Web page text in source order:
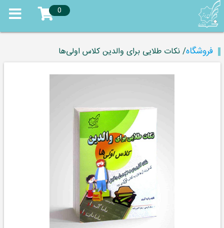
0
فروشگاه/ نکات طلایی برای والدین کلاس اولی‌ها